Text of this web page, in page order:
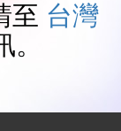
至 台灣